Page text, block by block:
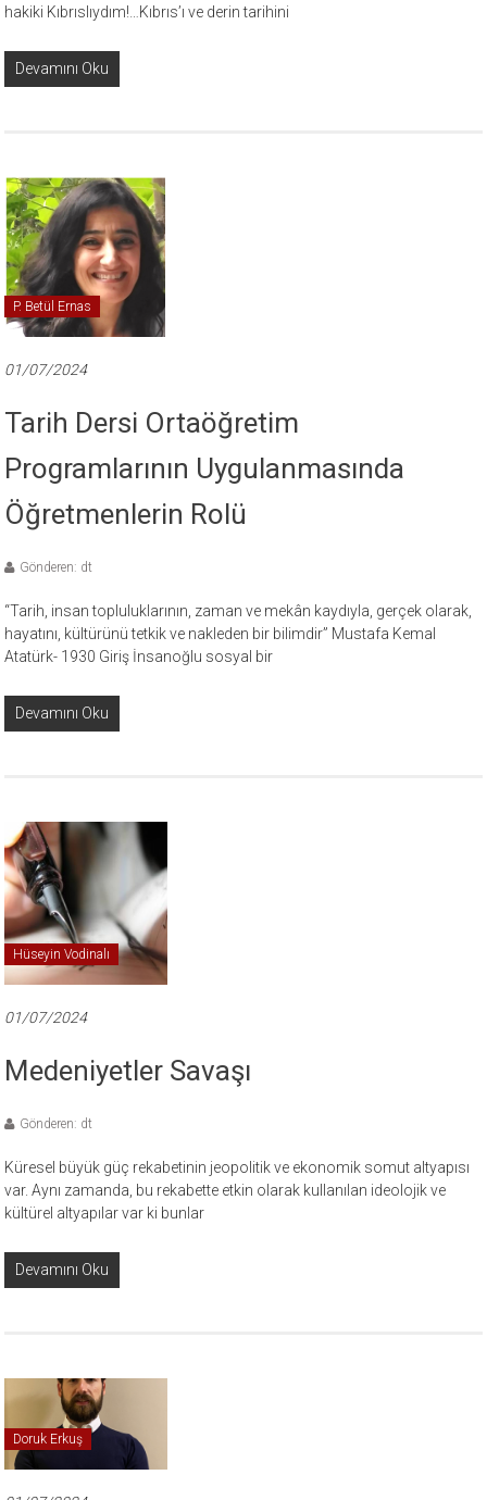
hakiki Kıbrıslıydım!…Kıbrıs’ı ve derin tarihini
Devamını Oku
P. Betül Ernas
01/07/2024
Tarih Dersi Ortaöğretim
Programlarının Uygulanmasında
Öğretmenlerin Rolü
Gönderen: dt
“Tarih, insan topluluklarının, zaman ve mekân kaydıyla, gerçek olarak,
hayatını, kültürünü tetkik ve nakleden bir bilimdir” Mustafa Kemal
Atatürk- 1930 Giriş İnsanoğlu sosyal bir
Devamını Oku
Hüseyin Vodinalı
01/07/2024
Medeniyetler Savaşı
Gönderen: dt
Küresel büyük güç rekabetinin jeopolitik ve ekonomik somut altyapısı
var. Aynı zamanda, bu rekabette etkin olarak kullanılan ideolojik ve
kültürel altyapılar var ki bunlar
Devamını Oku
Doruk Erkuş